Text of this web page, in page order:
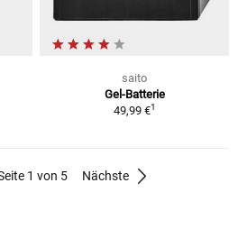
saito
Gel-Batterie
49,99 €1
1 von 5 Nächste